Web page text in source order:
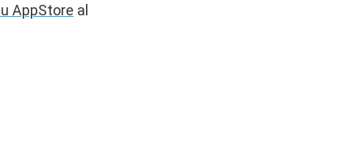
AppStore al